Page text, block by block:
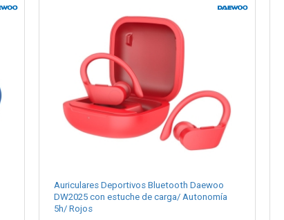
Auriculares Deportivos Bluetooth Daewoo
DW2025 con estuche de carga/ Autonomía
5h/ Rojos